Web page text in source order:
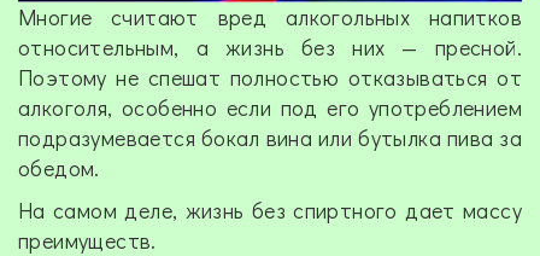
Многие считают вред алкогольных напитков
относительным, а жизнь без них — пресной.
Поэтому не спешат полностью отказываться от
алкоголя, особенно если под его употреблением
подразумевается бокал вина или бутылка пива за
обедом.
На самом деле, жизнь без спиртного дает массу
преимуществ.